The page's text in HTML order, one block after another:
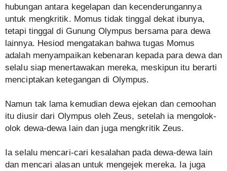
hubungan antara kegelapan dan kecenderungannya
untuk mengkritik. Momus tidak tinggal dekat ibunya,
tetapi tinggal di Gunung Olympus bersama para dewa
lainnya. Hesiod mengatakan bahwa tugas Momus
adalah menyampaikan kebenaran kepada para dewa dan
selalu siap menertawakan mereka, meskipun itu berarti
menciptakan ketegangan di Olympus.
Namun tak lama kemudian dewa ejekan dan cemoohan
itu diusir dari Olympus oleh Zeus, setelah ia mengolok-
olok dewa-dewa lain dan juga mengkritik Zeus.
Ia selalu mencari-cari kesalahan pada dewa-dewa lain
dan mencari alasan untuk mengejek mereka. Ia juga